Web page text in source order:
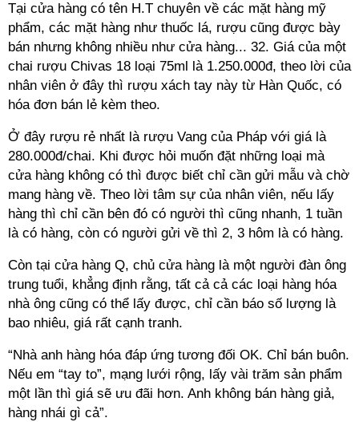
Tại cửa hàng có tên H.T chuyên về các mặt hàng mỹ
phẩm, các mặt hàng như thuốc lá, rượu cũng được bày
bán nhưng không nhiều như cửa hàng... 32. Giá của một
chai rượu Chivas 18 loại 75ml là 1.250.000đ, theo lời của
nhân viên ở đây thì rượu xách tay này từ Hàn Quốc, có
hóa đơn bán lẻ kèm theo.
Ở đây rượu rẻ nhất là rượu Vang của Pháp với giá là
280.000đ/chai. Khi được hỏi muốn đặt những loại mà
cửa hàng không có thì được biết chỉ cần gửi mẫu và chờ
mang hàng về. Theo lời tâm sự của nhân viên, nếu lấy
hàng thì chỉ cần bên đó có người thì cũng nhanh, 1 tuần
là có hàng, còn có người gửi về thì 2, 3 hôm là có hàng.
Còn tại cửa hàng Q, chủ cửa hàng là một người đàn ông
trung tuổi, khẳng định rằng, tất cả cả các loại hàng hóa
nhà ông cũng có thể lấy được, chỉ cần báo số lượng là
bao nhiêu, giá rất cạnh tranh.
“Nhà anh hàng hóa đáp ứng tương đối OK. Chỉ bán buôn.
Nếu em “tay to”, mạng lưới rộng, lấy vài trăm sản phẩm
một lần thì giá sẽ ưu đãi hơn. Anh không bán hàng giả,
hàng nhái gì cả”.